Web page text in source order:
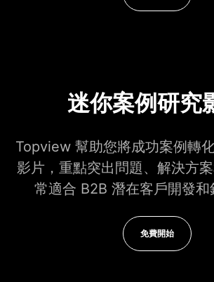
迷你案例研究
Topview 幫助您將成功案例轉
影片，重點突出問題、解決方
常適合 B2B 潛在客戶開發和
免費開始